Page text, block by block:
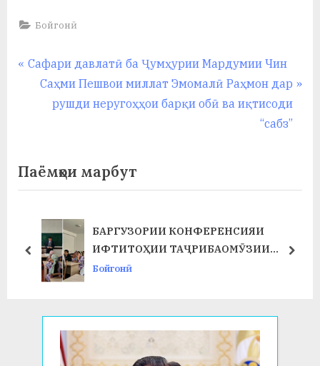
Бойгонӣ
Навигация
P
Сафари давлатӣ ба Ҷумҳурии Мардумии Чин
N
P
t
:
Саҳми Пешвои миллат Эмомалӣ Раҳмон дар
рушди неругоҳҳои барқи обӣ ва иқтисоди
“сабз”
Паёмҳои марбут
БАРГУЗОРИИ КОНФЕРЕНСИЯИ
ИФТИТОҲИИ ТАҶРИБАОМӮЗИИ
ИСТЕҲСОЛӢ ДАР ФАКУЛТЕТИ ХИМИЯ
Бойгонӣ
prev next